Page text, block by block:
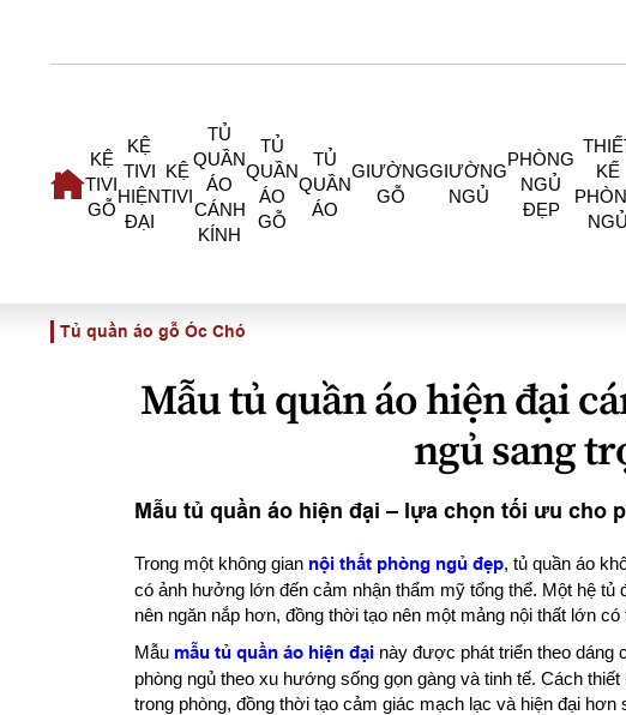
KỆ
TIVI
GỖ
KỆ
TIVI
HIỆN
ĐẠI
KỆ
TIVI
TỦ
QUẦN
ÁO
CÁNH
KÍNH
TỦ
QUẦN
ÁO
GỖ
TỦ
QUẦN
ÁO
GIƯỜNG
GỖ
GIƯỜNG
NGỦ
PHÒNG
NGỦ
ĐẸP
KẾ
NGỦ
Tủ quần áo gỗ Óc Chó
Mẫu tủ quần áo hiện đại
ngủ sang
Mẫu tủ quần áo hiện đại – lựa chọn tối ưu cho
Trong một không gian nội thất phòng ngủ đẹp, tủ quần áo
có ảnh hưởng lớn đến cảm nhận thẩm mỹ tổng thể. Một hệ
nên ngăn nắp hơn, đồng thời tạo nên một mảng nội thất lớn có
Mẫu mẫu tủ quần áo hiện đại này được phát triển theo dáng
phòng ngủ theo xu hướng sống gọn gàng và tinh tế. Cách
trong phòng, đồng thời tạo cảm giác mạch lạc và hiện đại